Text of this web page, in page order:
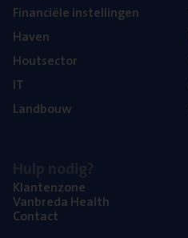
Finan­ci­ë­le instellingen
Haven
Hout­sec­tor
IT
Land­bouw
Klan­ten­zo­ne
Van­b­re­da Health
Con­tact